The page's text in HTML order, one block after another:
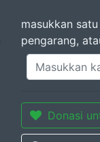
masukkan
pengarang,
Donasi